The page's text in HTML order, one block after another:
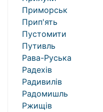
Приморськ
Прип'ять
Пустомити
Путивль
Рава-Руська
Радехів
Радивилів
Радомишль
Ржищів